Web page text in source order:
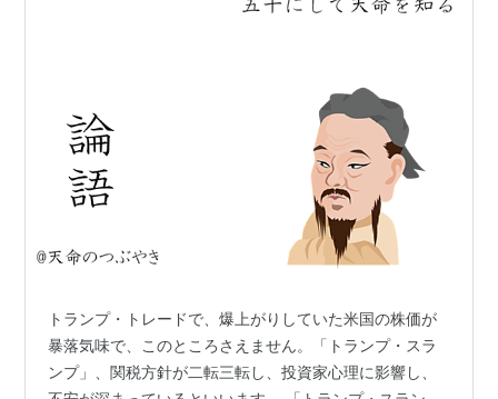
トランプ・トレードで、爆上がりしていた米国の株価が
暴落気味で、このところさえません。「トランプ・スラ
ンプ」、関税方針が二転三転し、投資家心理に影響し、